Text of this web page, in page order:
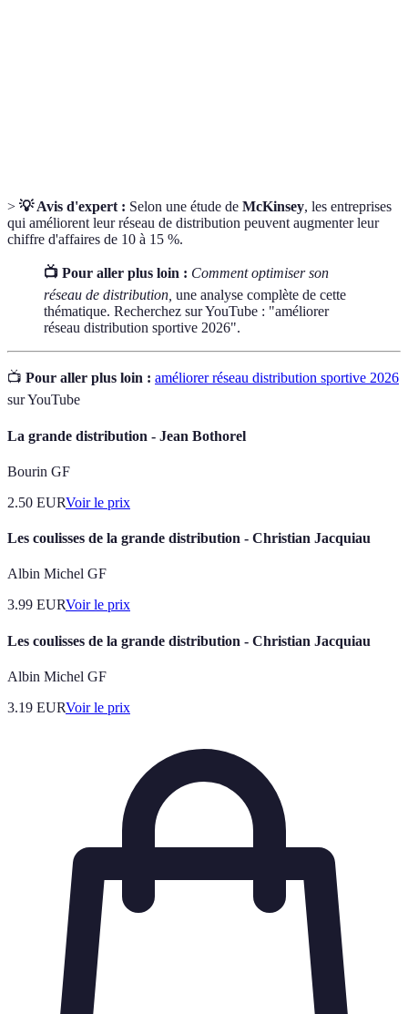
> 💡 Avis d'expert : Selon une étude de McKinsey, les entreprises
qui améliorent leur réseau de distribution peuvent augmenter leur
chiffre d'affaires de 10 à 15 %.
📺 Pour aller plus loin : Comment optimiser son
réseau de distribution, une analyse complète de cette
thématique. Recherchez sur YouTube : "améliorer
réseau distribution sportive 2026".
📺 Pour aller plus loin : améliorer réseau distribution sportive 2026
sur YouTube
La grande distribution - Jean Bothorel
Bourin GF
2.50 EURVoir le prix
Les coulisses de la grande distribution - Christian Jacquiau
Albin Michel GF
3.99 EURVoir le prix
Les coulisses de la grande distribution - Christian Jacquiau
Albin Michel GF
3.19 EURVoir le prix